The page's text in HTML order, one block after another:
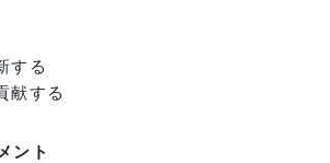
する
献する
ント